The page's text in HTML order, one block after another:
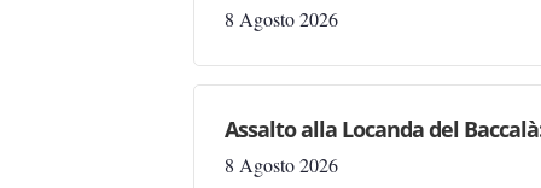
8 Agosto 2026
Assalto alla Locanda del
8 Agosto 2026